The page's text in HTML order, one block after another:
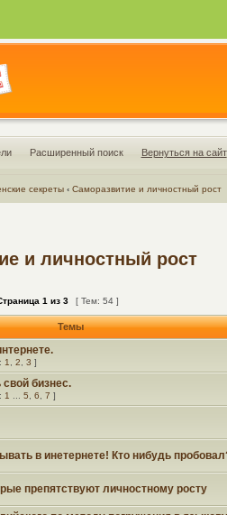
Расширенный поиск Вернуться на сайт
секреты ‹ Саморазвитие и личностный рост
и личностный рост
1 из 3 [ Тем: 54 ]
Темы
1 2 3 ]
бизнес.
1 5 6 7 ]
в инетернете! Кто нибудь
препятствуют личностному росту